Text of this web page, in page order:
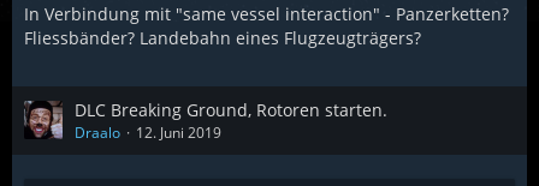
In Verbindung mit "same vessel interaction" - Panzerketten?
Fliessbänder? Landebahn eines Flugzeugträgers?
DLC Breaking Ground, Rotoren starten.
Draalo 12. Juni 2019